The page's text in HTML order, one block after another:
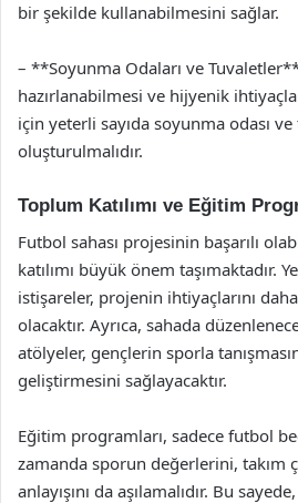
bir şekilde kullanabilmesini sağlar.
– **Soyunma Odaları ve
hazırlanabilmesi ve hijyenik
için yeterli sayıda soyunma odası ve
oluşturulmalıdır.
Toplum Katılımı ve Eğitim
Futbol sahası projesinin başarılı
katılımı büyük önem taşımaktadır.
istişareler, projenin ihtiyaçlarını
olacaktır. Ayrıca, sahada
atölyeler, gençlerin sporla
geliştirmesini sağlayacaktır.
Eğitim programları, sadece futbol
zamanda sporun değerlerini, takım
anlayışını da aşılamalıdır. Bu